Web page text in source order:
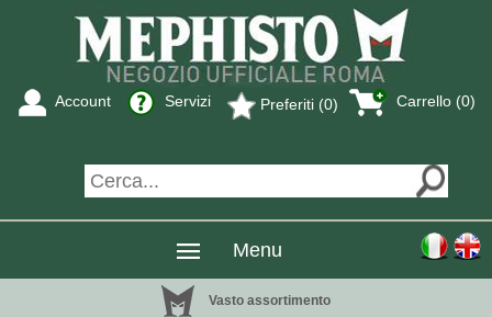
Carrello (0)
Preferiti (0)
Servizi
Account
Menu
Vasto assortimento